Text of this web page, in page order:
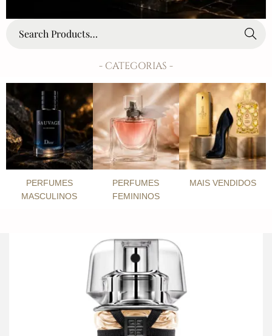
Search
- CATEGORIAS -
PERFUMES
MASCULINOS
PERFUMES
FEMININOS
MAIS VENDIDOS